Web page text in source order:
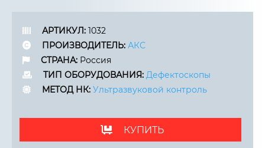
АРТИКУЛ: 1032
ПРОИЗВОДИТЕЛЬ: АКС
СТРАНА: Россия
ТИП ОБОРУДОВАНИЯ: Дефектоскопы
МЕТОД НК: Ультразвуковой контроль
КУПИТЬ